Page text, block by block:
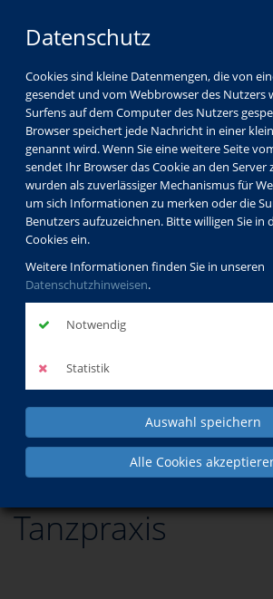
Datenschutz
Cookies sind kleine Datenmengen, die von
gesendet und vom Webbrowser des Nutzers
Surfens auf dem Computer des Nutzers
Browser speichert jede Nachricht in einer
genannt wird. Wenn Sie eine weitere Seite
sendet Ihr Browser das Cookie an den Server
wurden als zuverlässiger Mechanismus für
um sich Informationen zu merken oder die
Benutzers aufzuzeichnen. Bitte willigen Sie in
Cookies ein.
Weitere Informationen finden Sie in unseren
Datenschutzhinweisen.
Notwendig
Statistik
Auswahl speichern
Alle Cookies
Tanzpraxis
Tanzpraxis